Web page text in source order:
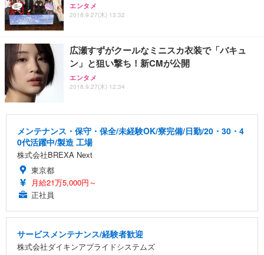
エンタメ
2018.9.27(木) 13:32
広瀬すずがクールなミニスカ衣装で「バキュ
ン」と狙い撃ち！新CMが公開
エンタメ
2018.9.27(木) 12:34
メンテナンス・保守・保全/未経験OK/寮完備/日勤/20・30・4
0代活躍中/製造 工場
株式会社BREXA Next
東京都
月給21万5,000円～
正社員
サービスメンテナンス/経験者歓迎
株式会社ダイキンアプライドシステムズ